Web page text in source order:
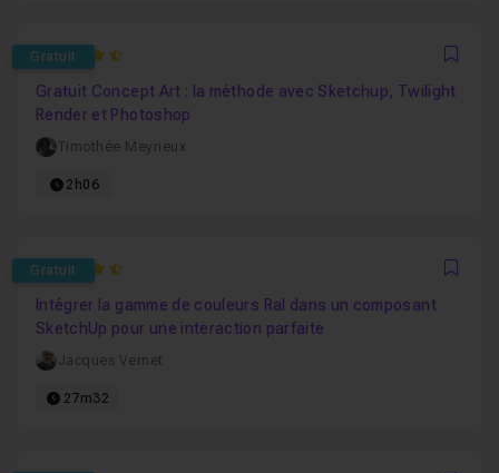
Gratuit
4.9090909090909
Gratuit Concept Art : la méthode avec Sketchup, Twilight
Render et Photoshop
Timothée Meyrieux
2h06
Gratuit
4.8
Intégrer la gamme de couleurs Ral dans un composant
SketchUp pour une interaction parfaite
Jacques Vernet
27m32